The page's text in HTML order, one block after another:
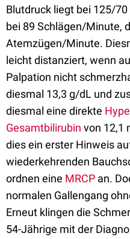
Blutdruck liegt bei 125/
bei 89 Schlägen/Minute,
Atemzügen/Minute.
leicht distanziert, wenn
Palpation nicht
diesmal 13,3 g/dL und
diesmal eine direkte
Gesamtbilirubin von 12,1
dies ein erster Hinweis
wiederkehrenden
ordnen eine MRCP an.
normalen Gallengang
Erneut klingen die
54-Jährige mit der